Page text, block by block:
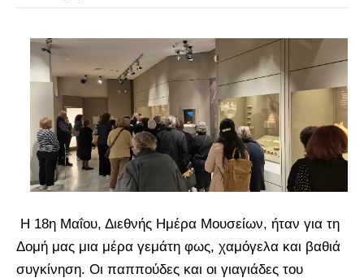
Η 18η Μαΐου, Διεθνής Ημέρα Μουσείων, ήταν για τη
Δομή μας μια μέρα γεμάτη φως, χαμόγελα και βαθιά
συγκίνηση. Οι παππούδες και οι γιαγιάδες του